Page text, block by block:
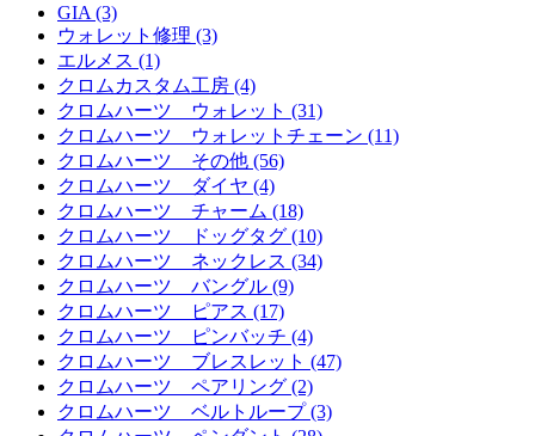
GIA (3)
ウォレット修理 (3)
エルメス (1)
クロムカスタム工房 (4)
クロムハーツ ウォレット (31)
クロムハーツ ウォレットチェーン (11)
クロムハーツ その他 (56)
クロムハーツ ダイヤ (4)
クロムハーツ チャーム (18)
クロムハーツ ドッグタグ (10)
クロムハーツ ネックレス (34)
クロムハーツ バングル (9)
クロムハーツ ピアス (17)
クロムハーツ ピンバッチ (4)
クロムハーツ ブレスレット (47)
クロムハーツ ペアリング (2)
クロムハーツ ベルトループ (3)